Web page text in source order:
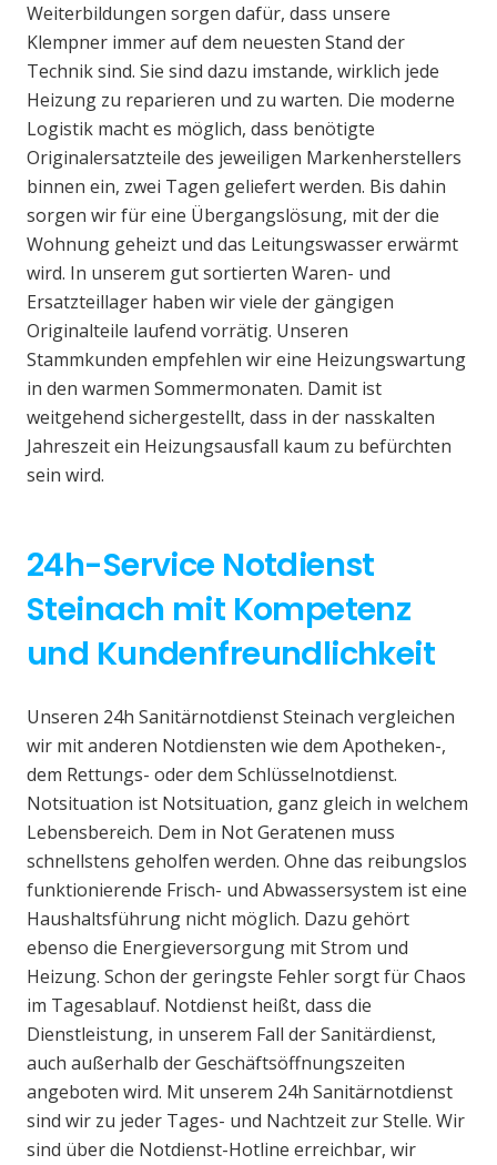
Weiterbildungen sorgen dafür, dass unsere
Klempner immer auf dem neuesten Stand der
Technik sind. Sie sind dazu imstande, wirklich jede
Heizung zu reparieren und zu warten. Die moderne
Logistik macht es möglich, dass benötigte
Originalersatzteile des jeweiligen Markenherstellers
binnen ein, zwei Tagen geliefert werden. Bis dahin
sorgen wir für eine Übergangslösung, mit der die
Wohnung geheizt und das Leitungswasser erwärmt
wird. In unserem gut sortierten Waren- und
Ersatzteillager haben wir viele der gängigen
Originalteile laufend vorrätig. Unseren
Stammkunden empfehlen wir eine Heizungswartung
in den warmen Sommermonaten. Damit ist
weitgehend sichergestellt, dass in der nasskalten
Jahreszeit ein Heizungsausfall kaum zu befürchten
sein wird.
24h-Service Notdienst
Steinach mit Kompetenz
und Kundenfreundlichkeit
Unseren 24h Sanitärnotdienst Steinach vergleichen
wir mit anderen Notdiensten wie dem Apotheken-,
dem Rettungs- oder dem Schlüsselnotdienst.
Notsituation ist Notsituation, ganz gleich in welchem
Lebensbereich. Dem in Not Geratenen muss
schnellstens geholfen werden. Ohne das reibungslos
funktionierende Frisch- und Abwassersystem ist eine
Haushaltsführung nicht möglich. Dazu gehört
ebenso die Energieversorgung mit Strom und
Heizung. Schon der geringste Fehler sorgt für Chaos
im Tagesablauf. Notdienst heißt, dass die
Dienstleistung, in unserem Fall der Sanitärdienst,
auch außerhalb der Geschäftsöffnungszeiten
angeboten wird. Mit unserem 24h Sanitärnotdienst
sind wir zu jeder Tages- und Nachtzeit zur Stelle. Wir
sind über die Notdienst-Hotline erreichbar, wir